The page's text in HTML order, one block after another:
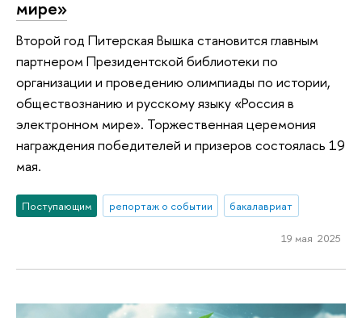
мире»
Второй год Питерская Вышка становится главным
партнером Президентской библиотеки по
организации и проведению олимпиады по истории,
обществознанию и русскому языку «Россия в
электронном мире». Торжественная церемония
награждения победителей и призеров состоялась 19
мая.
Поступающим репортаж о событии бакалавриат
19 мая 2025